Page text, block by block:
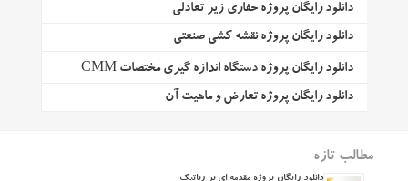
دانلود رایگان پروژه حفاری زیر تعادلی
دانلود رایگان پروژه نقشه کشی صنعتی
دانلود رایگان پروژه دستگاه اندازه گیری مختصات CMM
دانلود رایگان پروژه تعارض و ماهیت آن
مطالب تازه